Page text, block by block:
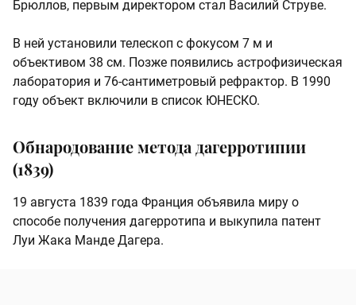
Брюллов, первым директором стал Василий Струве.
В ней установили телескоп с фокусом 7 м и
объективом 38 см. Позже появились астрофизическая
лаборатория и 76-сантиметровый рефрактор. В 1990
году объект включили в список ЮНЕСКО.
Обнародование метода дагерротипии
(1839)
19 августа 1839 года Франция объявила миру о
способе получения дагерротипа и выкупила патент
Луи Жака Манде Дагера.